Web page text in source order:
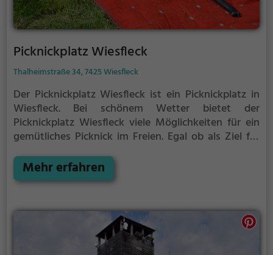
Picknickplatz Wiesfleck
Thalheimstraße 34, 7425 Wiesfleck
Der Picknickplatz Wiesfleck ist ein Picknickplatz in
Wiesfleck. Bei schönem Wetter bietet der
Picknickplatz Wiesfleck viele Möglichkeiten für ein
gemütliches Picknick im Freien. Egal ob als Ziel für
zwischendurch, der Picknickplatz Wiesfleck ist der
perfekte Ort, um die Akkus wieder aufzutanken und
Mehr erfahren